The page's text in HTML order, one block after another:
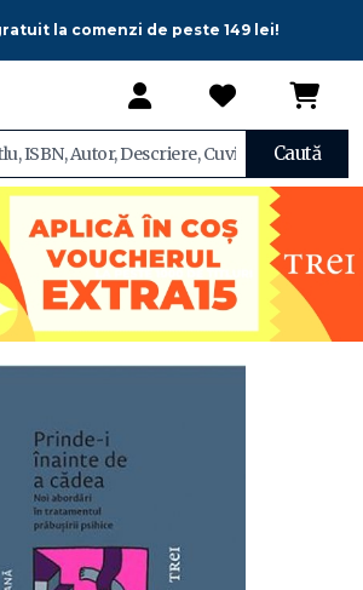
la comenzi de peste 149 lei!
Caută